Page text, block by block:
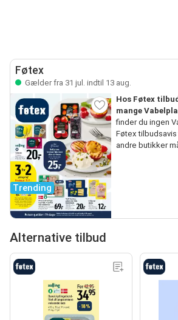
Føtex
Gælder fra 31 jul. indtil 13 aug.
Trending
Hos Føtex
mange
finder du ingen
Føtex
andre butikker
Alternative tilbud